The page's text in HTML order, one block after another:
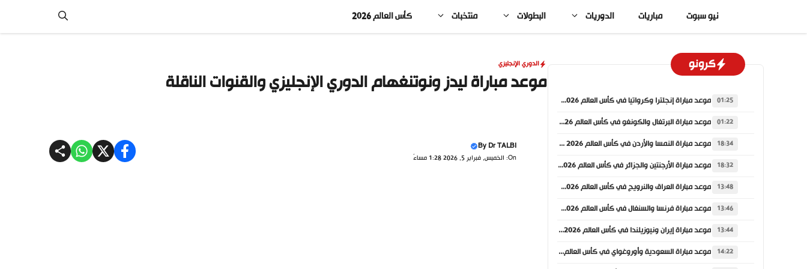
المحتوى
نيو سبوت مباريات الدوريات البطولات منتخبات كأس العالم 2026
الدوري الإنجليزي
موعد مباراة ليدز ونوتنغهام الدوري الإنجليزي والقنوات الناقلة
ByDr TALBI
On: الخميس, فبراير 5, 2026 1:28 مساءً
كرونو
01:25 موعد مباراة إنجلترا وكرواتيا في كأس العالم 2026 والقنوات الناقلة
01:22 موعد مباراة البرتغال والكونغو في كأس العالم 2026 والقنوات الناقلة
18:34 موعد مباراة النمسا والأردن في كأس العالم 2026 والقنوات الناقلة
18:32 موعد مباراة الأرجنتين والجزائر في كأس العالم 2026 والقنوات الناقلة
13:48 موعد مباراة العراق والنرويج في كأس العالم 2026 والقنوات الناقلة
13:46 موعد مباراة فرنسا والسنغال في كأس العالم 2026 والقنوات الناقلة
13:44 موعد مباراة إيران ونيوزيلندا في كأس العالم 2026 والقنوات الناقلة
14:22 موعد مباراة السعودية وأوروغواي في كأس العالم 2026 والقنوات الناقلة